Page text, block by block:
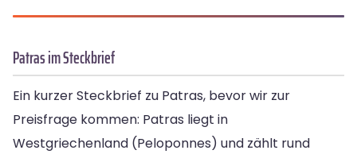
Patras im Steckbrief
Ein kurzer Steckbrief zu Patras, bevor wir zur
Preisfrage kommen: Patras liegt in
Westgriechenland (Peloponnes) und zählt rund